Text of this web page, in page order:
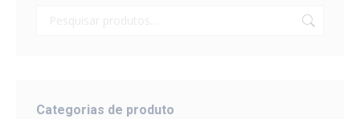
Categorias de produto